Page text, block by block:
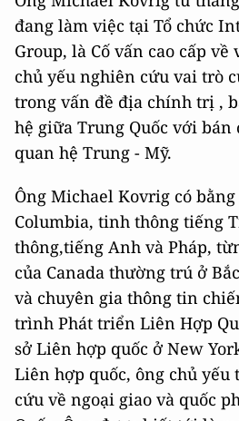
đang làm việc tại Tổ chức
Group, là Cố vấn cao cấp về
chủ yếu nghiên cứu vai trò
trong vấn đề địa chính trị ,
hệ giữa Trung Quốc với bán
quan hệ Trung - Mỹ.
Ông Michael Kovrig có
Columbia, tinh thông tiếng
thông,tiếng Anh và Pháp,
của Canada thường trú ở
và chuyên gia thông tin
trình Phát triển Liên Hợp
sở Liên hợp quốc ở New
Liên hợp quốc, ông chủ
cứu về ngoại giao và quốc